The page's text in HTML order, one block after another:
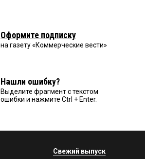
Оформите подписку
на газету «Коммерческие вести»
Нашли ошибку?
Выделите фрагмент с текстом
ошибки и нажмите Ctrl + Enter.
Свежий выпуск